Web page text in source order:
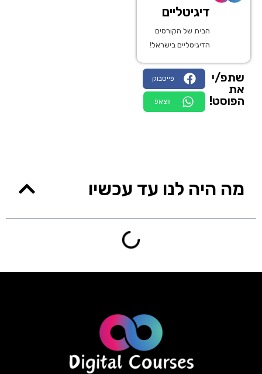
דיגיטליים
הבית של הקורסים
הדיגיטליים בישראל!
שתפ/י
את
הפוסט!
פייסבוק
ווצאפ
מה היה לנו עד עכשיו